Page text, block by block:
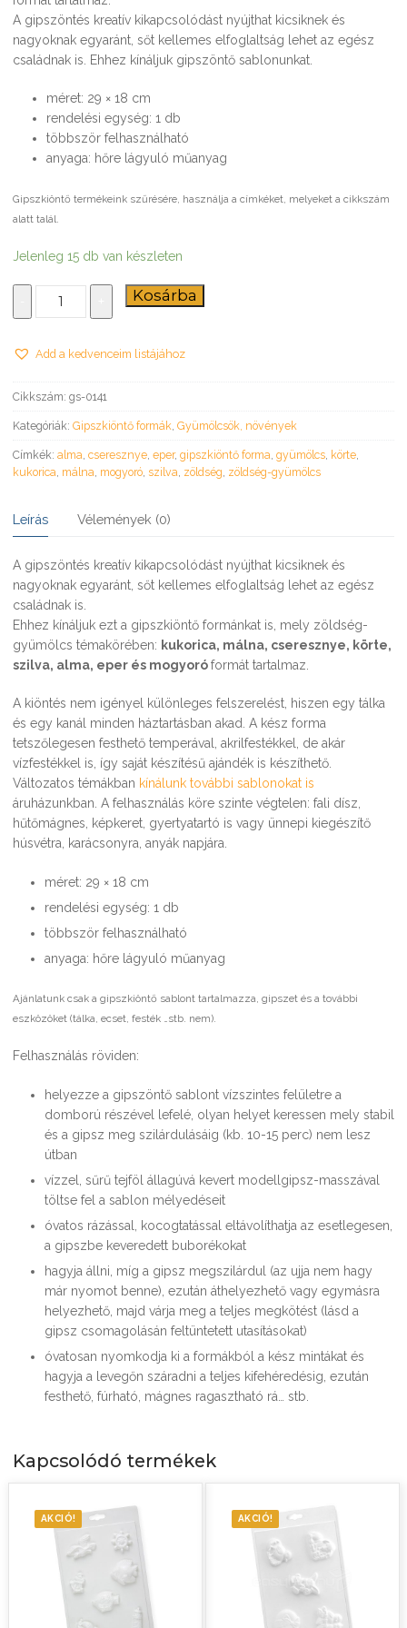
A gipszöntés kreatív kikapcsolódást nyújthat kicsiknek és
nagyoknak egyaránt, sőt kellemes elfoglaltság lehet az egész
családnak is. Ehhez kínáljuk gipszöntő sablonunkat.
méret: 29 × 18 cm
rendelési egység: 1 db
többször felhasználható
anyaga: hőre lágyuló műanyag
Gipszkiöntő termékeink szűrésére, használja a címkéket, melyeket a cikkszám
alatt talál.
Jelenleg 15 db van készleten
Zöldség-
gyümölcs
gipszkiöntő
mennyiség
Kosárba
Add a kedvenceim listájához
Cikkszám: gs-0141
Kategóriák: Gipszkiöntő formák, Gyümölcsök, növények
Címkék: alma, cseresznye, eper, gipszkiöntő forma, gyümölcs, körte,
kukorica, málna, mogyoró, szilva, zöldség, zöldség-gyümölcs
Leírás Vélemények (0)
A gipszöntés kreatív kikapcsolódást nyújthat kicsiknek és
nagyoknak egyaránt, sőt kellemes elfoglaltság lehet az egész
családnak is.
Ehhez kínáljuk ezt a gipszkiöntő formánkat is, mely zöldség-
gyümölcs témakörében: kukorica, málna, cseresznye, körte,
szilva, alma, eper és mogyoróformát tartalmaz.
A kiöntés nem igényel különleges felszerelést, hiszen egy tálka
és egy kanál minden háztartásban akad. A kész forma
tetszőlegesen festhető temperával, akrilfestékkel, de akár
vízfestékkel is, így saját készítésű ajándék is készíthető.
Változatos témákban kínálunk további sablonokat is
áruházunkban. A felhasználás köre szinte végtelen: fali dísz,
hűtőmágnes, képkeret, gyertyatartó is vagy ünnepi kiegészítő
húsvétra, karácsonyra, anyák napjára.
méret: 29 × 18 cm
rendelési egység: 1 db
többször felhasználható
anyaga: hőre lágyuló műanyag
Ajánlatunk csak a gipszkiöntő sablont tartalmazza, gipszet és a további
eszközöket (tálka, ecset, festék …stb. nem).
Felhasználás röviden:
helyezze a gipszöntő sablont vízszintes felületre a
domború részével lefelé, olyan helyet keressen mely stabil
és a gipsz meg szilárdulásáig (kb. 10-15 perc) nem lesz
útban
vízzel, sűrű tejföl állagúvá kevert modellgipsz-masszával
töltse fel a sablon mélyedéseit
óvatos rázással, kocogtatással eltávolíthatja az esetlegesen,
a gipszbe keveredett buborékokat
hagyja állni, míg a gipsz megszilárdul (az ujja nem hagy
már nyomot benne), ezután áthelyezhető vagy egymásra
helyezhető, majd várja meg a teljes megkötést (lásd a
gipsz csomagolásán feltüntetett utasításokat)
óvatosan nyomkodja ki a formákból a kész mintákat és
hagyja a levegőn száradni a teljes kifehéredésig, ezután
festhető, fúrható, mágnes ragasztható rá… stb.
Kapcsolódó termékek
AKCIÓ! AKCIÓ!